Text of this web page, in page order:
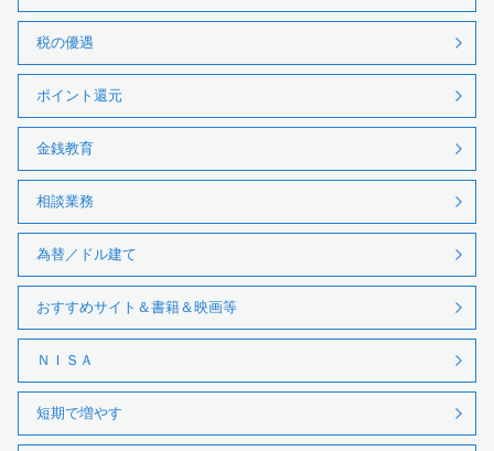
税の優遇
ポイント還元
金銭教育
相談業務
為替／ドル建て
おすすめサイト＆書籍＆映画等
ＮＩＳＡ
短期で増やす